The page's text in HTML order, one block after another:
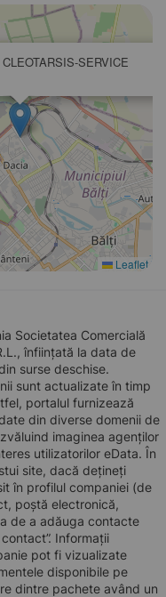
SERVICE
Leaflet
Societatea Comercială
înființată la data de
surse deschise.
sunt actualizate în timp
portalul furnizează
din diverse domenii de
imaginea agenților
utilizatorilor eData. În
site, dacă dețineți
în profilul companiei (de
poștă electronică,
de a adăuga contacte
Informații
pot fi vizualizate
disponibile pe
dintre pachete având un